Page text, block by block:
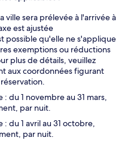
ville sera prélevée à l'arrivée à
est ajustée
possible qu'elle ne s'applique
exemptions ou réductions
plus de détails, veuillez
aux coordonnées figurant
du 1 novembre au 31 mars,
par nuit.
du 1 avril au 31 octobre,
par nuit.